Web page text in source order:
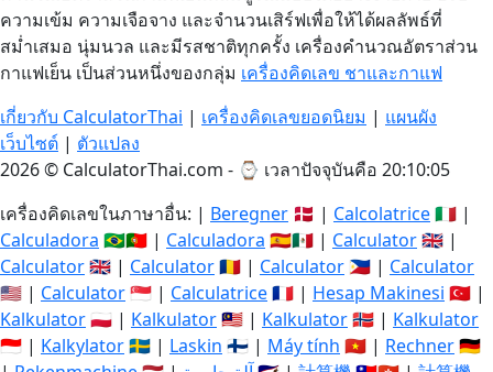
ความเข้ม ความเจือจาง และจำนวนเสิร์ฟเพื่อให้ได้ผลลัพธ์ที่
สม่ำเสมอ นุ่มนวล และมีรสชาติทุกครั้ง เครื่องคำนวณอัตราส่วน
กาแฟเย็น เป็นส่วนหนึ่งของกลุ่ม เครื่องคิดเลข ชาและกาแฟ
เกี่ยวกับ CalculatorThai | เครื่องคิดเลขยอดนิยม | แผนผัง
เว็บไซต์ | ตัวแปลง
2026 © CalculatorThai.com - ⌚ เวลาปัจจุบันคือ 20:10:05
เครื่องคิดเลขในภาษาอื่น: | Beregner 🇩🇰 | Calcolatrice🇮🇹 |
Calculadora 🇧🇷🇵🇹 | Calculadora 🇪🇸🇲🇽 | Calculator🇬🇧 |
Calculator🇬🇧 | Calculator🇷🇴 | Calculator 🇵🇭 | Calculator
🇺🇸 | Calculator🇸🇬 | Calculatrice🇫🇷 | Hesap Makinesi 🇹🇷 |
Kalkulator🇵🇱 | Kalkulator🇲🇾 | Kalkulator🇳🇴 | Kalkulator
🇮🇩 | Kalkylator🇸🇪 | Laskin 🇫🇮 | Máy tính 🇻🇳 | Rechner🇩🇪